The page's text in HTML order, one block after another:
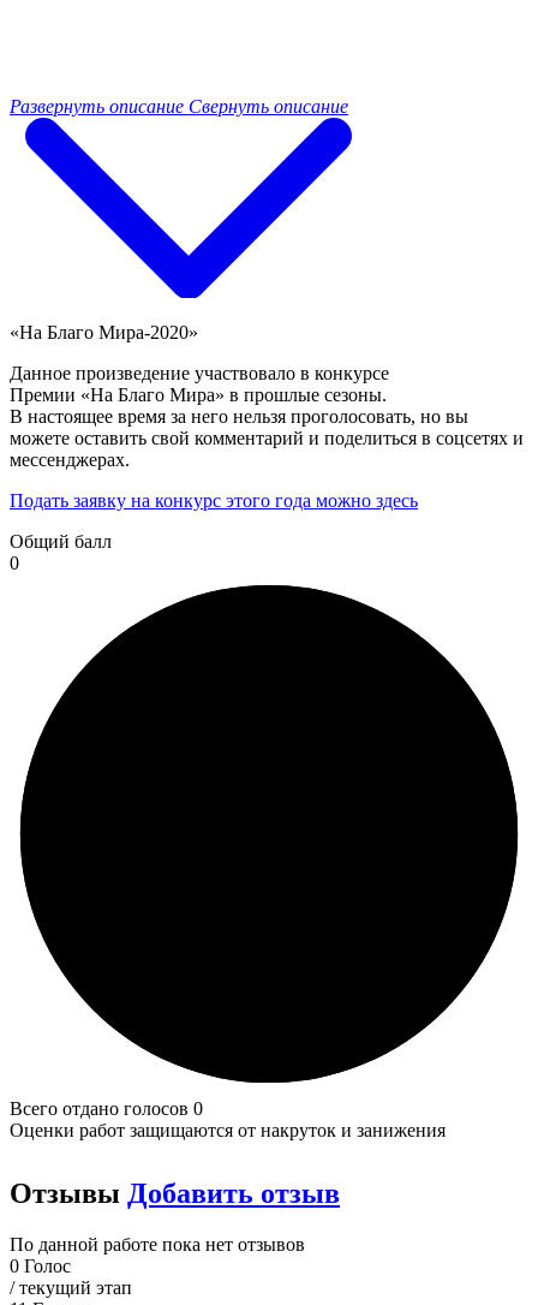
Развернуть описание Свернуть описание
«На Благо Мира-2020»
Данное произведение участвовало в конкурсе
Премии «На Благо Мира» в прошлые сезоны.
В настоящее время за него нельзя проголосовать, но вы
можете оставить свой комментарий и поделиться в соцсетях и
мессенджерах.
Подать заявку на конкурс этого года можно здесь
Общий балл
0
Всего отдано голосов 0
Оценки работ защищаются от накруток и занижения
Отзывы Добавить отзыв
По данной работе пока нет отзывов
0 Голос
/ текущий этап